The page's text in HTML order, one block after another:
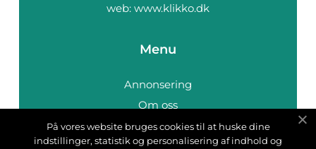
web: www.klikko.dk
Menu
Annonsering
Om oss
Cookies
Kontakta oss
På vores website bruges cookies til at huske dine
indstillinger, statistik og personalisering af indhold og